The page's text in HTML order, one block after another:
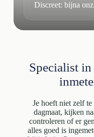
Discreet: bijna
Specialist in
Je hoeft niet zelf
dagmaat, kijken
controleren of er
alles goed is